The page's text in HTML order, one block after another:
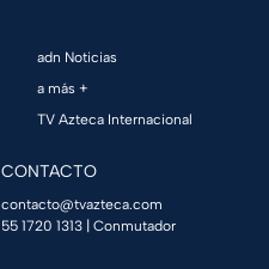
adn Noticias
a más +
TV Azteca Internacional
CONTACTO
contacto@tvazteca.com
55 1720 1313 | Conmutador